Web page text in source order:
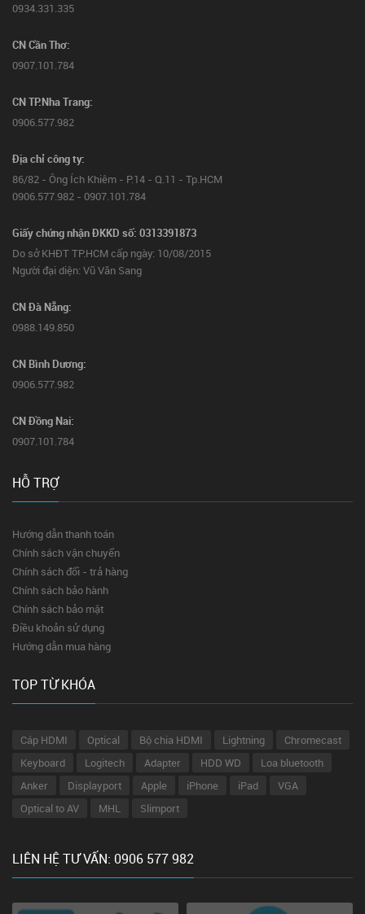
0934.331.335
CN Cần Thơ:
0907.101.784
CN TP.Nha Trang:
0906.577.982
Địa chỉ công ty:
86/82 - Ông Ích Khiêm - P.14 - Q.11 - Tp.HCM
0906.577.982 - 0907.101.784
Giấy chứng nhận ĐKKD số: 0313391873
Do sở KHĐT TP.HCM cấp ngày: 10/08/2015
Người đại diện: Vũ Văn Sang
CN Đà Nẵng:
0988.149.850
CN Bình Dương:
0906.577.982
CN Đồng Nai:
0907.101.784
HỖ TRỢ
Hướng dẫn thanh toán
Chính sách vận chuyển
Chính sách đổi - trả hàng
Chính sách bảo hành
Chính sách bảo mật
Điều khoản sử dụng
Hướng dẫn mua hàng
TOP TỪ KHÓA
Cáp HDMI Optical Bộ chia HDMI Lightning
Chromecast
Keyboard
Logitech Adapter HDD WD
Loa bluetooth
Anker
Displayport Apple iPhone iPad
VGA
Optical to AV
MHL Slimport
LIÊN HỆ TƯ VẤN: 0906 577 982